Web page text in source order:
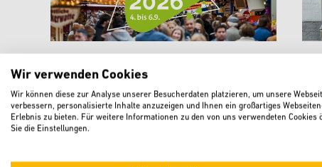
„Verler Leben“ lädt mit Musik,
Kirmes und neuen Angeboten
zum Feiern ein
Wir verwenden Cookies
Wir können diese zur Analyse unserer Besucherdaten platzieren, um unsere
verbessern, personalisierte Inhalte anzuzeigen und Ihnen ein großartiges
Erlebnis zu bieten. Für weitere Informationen zu den von uns verwendeten Cookies
Sie die Einstellungen.